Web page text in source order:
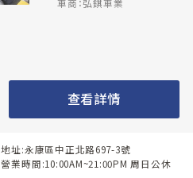
車商：弘錤車業
查看詳情
地址:永康區中正北路697-3號
營業時間:10:00AM~21:00PM 周日公休